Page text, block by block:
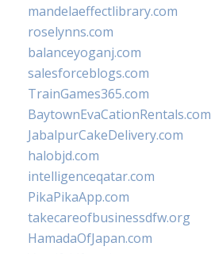
mandelaeffectlibrary.com
roselynns.com
balanceyoganj.com
salesforceblogs.com
TrainGames365.com
BaytownEvaCationRentals.com
JabalpurCakeDelivery.com
halobjd.com
intelligenceqatar.com
PikaPikaApp.com
takecareofbusinessdfw.org
HamadaOfJapan.com